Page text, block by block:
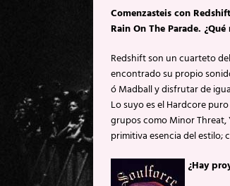
Comenzasteis con
Rain On The Parade.
Redshift son un cuarteto
encontrado su propio
ó Madball y disfrutar de
Lo suyo es el Hardcore
grupos como Minor Threat,
primitiva esencia del estilo;
¿Hay